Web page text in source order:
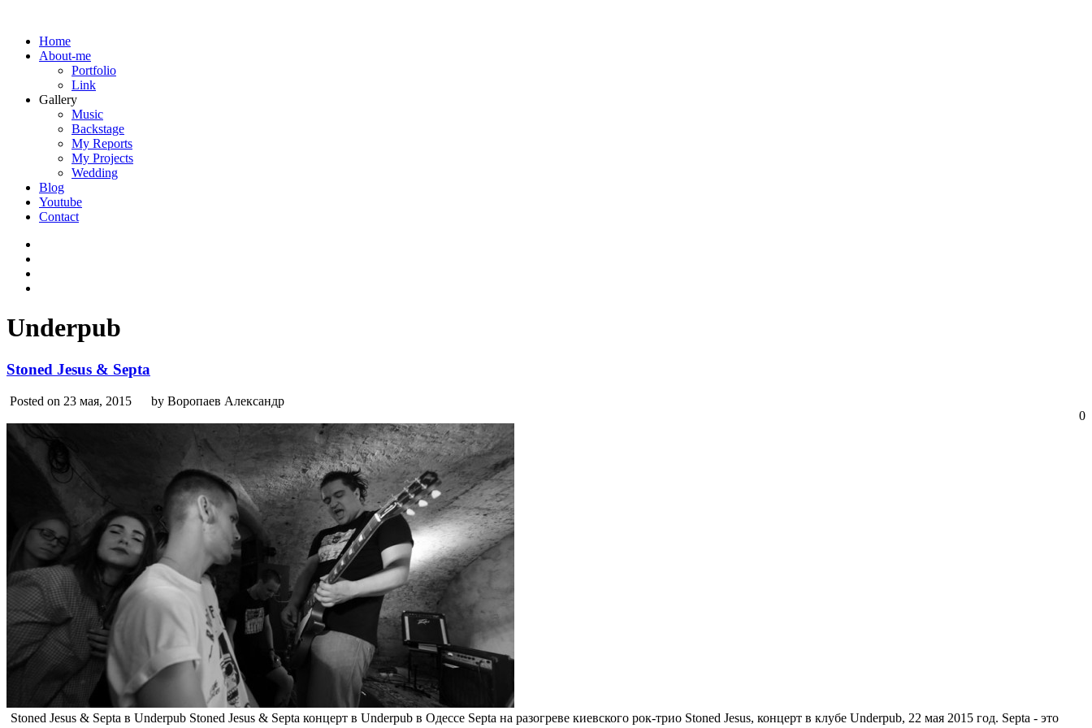
Home
About-me
Portfolio
Link
Gallery
Music
Backstage
My Reports
My Projects
Wedding
Blog
Youtube
Contact
Underpub
Stoned Jesus & Septa
Posted on 23 мая, 2015
by Воропаев Александр
0
Stoned Jesus & Septa в Underpub Stoned Jesus & Septa концерт в Underpub в Одессе Septa на разогреве киевского рок-трио Stoned Jesus, концерт в клубе Underpub, 22 мая 2015 год. Septa - это